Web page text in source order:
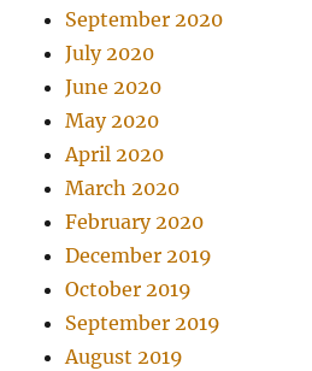
September 2020
July 2020
June 2020
May 2020
April 2020
March 2020
February 2020
December 2019
October 2019
September 2019
August 2019